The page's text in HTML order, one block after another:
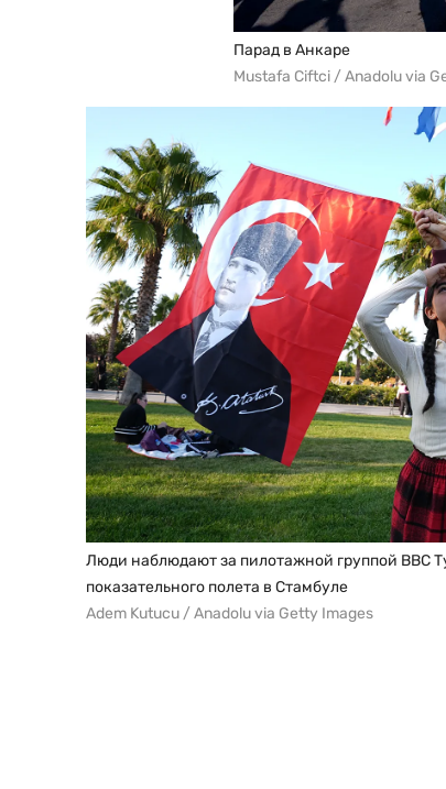
Парад в Анкаре
Mustafa Ciftci / Anadolu via
Люди наблюдают за пилотажной группой ВВС
показательного полета в Стамбуле
Adem Kutucu / Anadolu via Getty Images